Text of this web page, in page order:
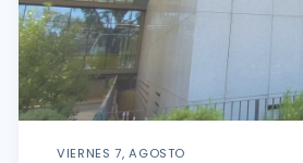
VIERNES 7, AGOSTO